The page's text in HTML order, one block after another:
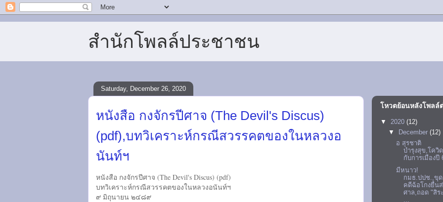
สำนักโพลล์ประชาชน
Saturday, December 26, 2020
หนังสือ กงจักรปีศาจ (The Devil's Discus)
(pdf),บทวิเคราะห์กรณีสวรรคตของในหลวงอ
นันท์ฯ
หนังสือ กงจักรปีศาจ (The Devil's Discus) (pdf)
บทวิเคราะห์กรณีสวรรคตของในหลวงอนันท์ฯ
๙ มิถุนายน ๒๔๘๙
โหวตย้อนหลังโพลล์
▼ 2020 (12)
▼
December (12)
อ สุรชาติ
บำรุงสุข,โควิด
กับการเมืองปี
มีหนาว!
กมธ.ปปช.,ขุด
คดีฉ้อโกงยื่น
ศาล,ถอด "สิระ